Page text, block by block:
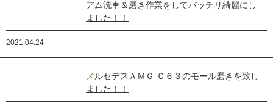
アム洗車＆磨き作業をしてバッチリ綺麗にし
ました！！
2021.04.24
メルセデスＡＭＧ Ｃ６３のモール磨きを致し
ました！！